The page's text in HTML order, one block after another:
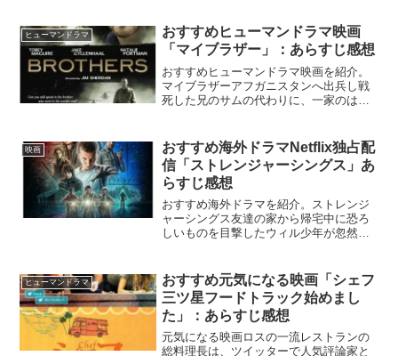
遺産を横取りすることで…。『レモニ
ー・スケットの世にも不幸せな...
ヒューマンドラマ
おすすめヒューマンドラマ映画
「マイブラザー」：あらすじ感想
おすすめヒューマンドラマ映画を紹介。
マイブラザーアフガニスタンへ出兵し戦
死した兄のサムの代わりに、一家のはみ
のいる家庭に入る。トミーとグレースは
親密な関係を築いていく...
映画
おすすめ海外ドラマNetflix独占配
信「ストレンジャーシングス」あ
らすじ感想
おすすめ海外ドラマを紹介。ストレンジ
ャーシングス友達の家から帰宅中に恐ろ
しいものを目撃したウィル少年が忽然を
式終始ヒヤヒヤドキドキさせてくる演
出。少しグロテスク...
ヒューマンドラマ
おすすめ元気になる映画「シェフ
三ツ星フードトラック始めまし
た」：あらすじ感想
元気になる映画ロスの一流レストランの
総料理長は、ツイッターで人気評論家と